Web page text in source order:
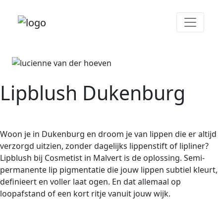
Lipblush Dukenburg
Woon je in Dukenburg en droom je van lippen die er altijd
verzorgd uitzien, zonder dagelijks lippenstift of lipliner?
Lipblush bij Cosmetist in Malvert is de oplossing. Semi-
permanente lip pigmentatie die jouw lippen subtiel kleurt,
definieert en voller laat ogen. En dat allemaal op
loopafstand of een kort ritje vanuit jouw wijk.